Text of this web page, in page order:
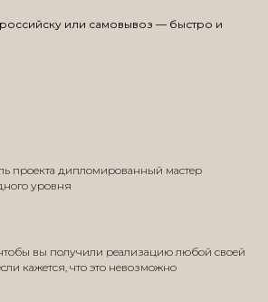
или самовывоз — быстро и
проекта дипломированный мастер
уровня
вы получили реализацию любой своей
кажется, что это невозможно